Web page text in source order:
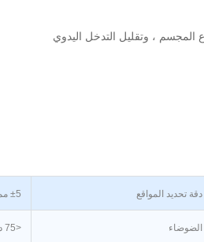
، وتقليل التدخل اليدوي
دقة تحديد المواقع ±5 مم
الضوضاء <75 ديسيبل